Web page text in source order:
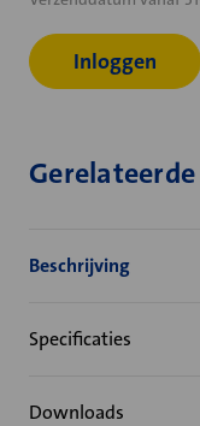
Inloggen
Beschrijving
Specificaties
Downloads